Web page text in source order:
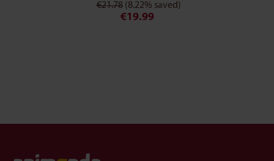
€21.78 (8.22% saved)
€19.99